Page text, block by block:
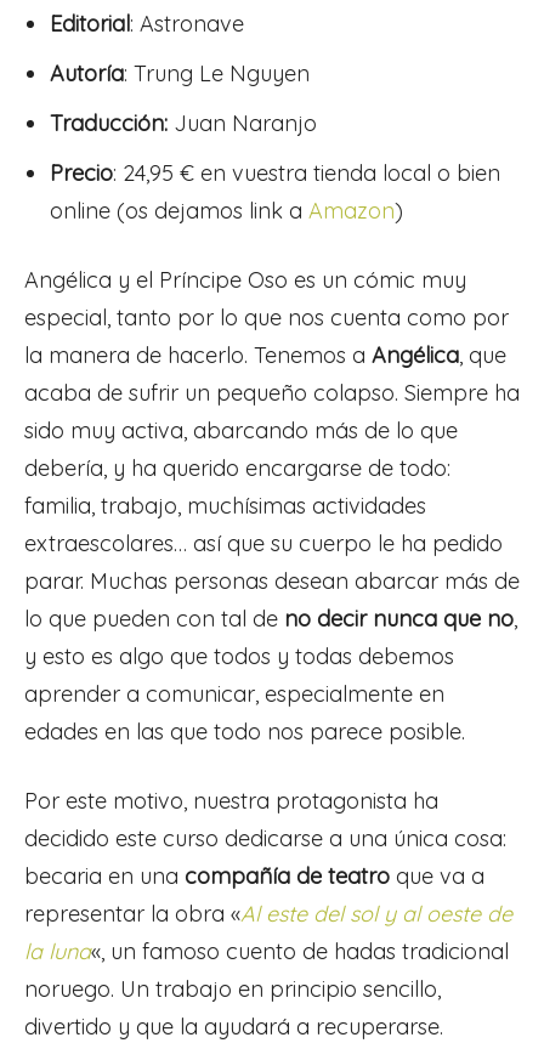
Editorial: Astronave
Autoría: Trung Le Nguyen
Traducción: Juan Naranjo
Precio: 24,95 € en vuestra tienda local o bien
online (os dejamos link a Amazon)
Angélica y el Príncipe Oso es un cómic muy
especial, tanto por lo que nos cuenta como por
la manera de hacerlo. Tenemos a Angélica, que
acaba de sufrir un pequeño colapso. Siempre ha
sido muy activa, abarcando más de lo que
debería, y ha querido encargarse de todo:
familia, trabajo, muchísimas actividades
extraescolares… así que su cuerpo le ha pedido
parar. Muchas personas desean abarcar más de
lo que pueden con tal de no decir nunca que no,
y esto es algo que todos y todas debemos
aprender a comunicar, especialmente en
edades en las que todo nos parece posible.
Por este motivo, nuestra protagonista ha
decidido este curso dedicarse a una única cosa:
becaria en una compañía de teatro que va a
representar la obra «Al este del sol y al oeste de
la luna«, un famoso cuento de hadas tradicional
noruego. Un trabajo en principio sencillo,
divertido y que la ayudará a recuperarse.